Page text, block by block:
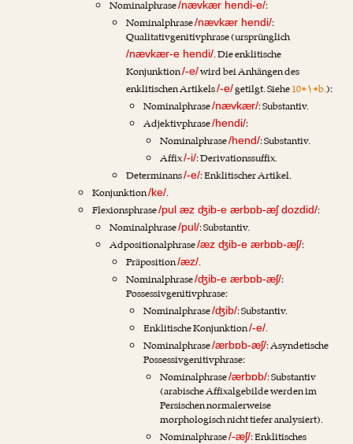
Nominalphrase/nævkær hendi-e/:
Nominalphrase/nævkær hendi/:
Qualitativgenitivphrase (ursprünglich
/nævkær-e hendi/. Die enklitische
Konjunktion/-e/wird bei Anhängen des
enklitischen Artikels/-e/getilgt. Siehe10•۱•b.):
Nominalphrase/nævkær/: Substantiv.
Adjektivphrase/hendi/:
Nominalphrase/hend/: Substantiv.
Affix/-i/: Derivationssuffix.
Determinans/-e/: Enklitischer Artikel.
Konjunktion/ke/.
Flexionsphrase/pul æz ʤib-e ærbɒb-æʃ dozdid/:
Nominalphrase/pul/: Substantiv.
Adpositionalphrase/æz ʤib-e ærbɒb-æʃ/:
Präposition/æz/.
Nominalphrase/ʤib-e ærbɒb-æʃ/:
Possessivgenitivphrase:
Nominalphrase/ʤib/: Substantiv.
Enklitische Konjunktion/-e/.
Nominalphrase/ærbɒb-æʃ/: Asyndetische
Possessivgenitivphrase:
Nominalphrase/ærbɒb/: Substantiv
(arabische Affixalgebilde werden im
Persischen normalerweise
morphologisch nicht tiefer analysiert).
Nominalphrase/-æʃ/: Enklitisches